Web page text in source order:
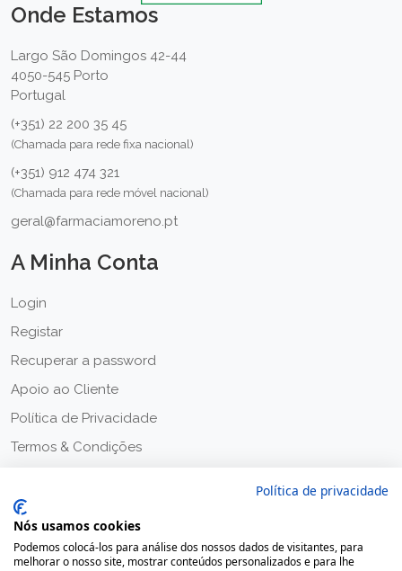
Onde Estamos
Largo São Domingos 42-44
4050-545 Porto
Portugal
(+351) 22 200 35 45
(Chamada para rede fixa nacional)
(+351) 912 474 321
(Chamada para rede móvel nacional)
geral@farmaciamoreno.pt
A Minha Conta
Login
Registar
Recuperar a password
Apoio ao Cliente
Política de Privacidade
Termos & Condições
Política de privacidade
Nós usamos cookies
Podemos colocá-los para análise dos nossos dados de visitantes, para
melhorar o nosso site, mostrar conteúdos personalizados e para lhe